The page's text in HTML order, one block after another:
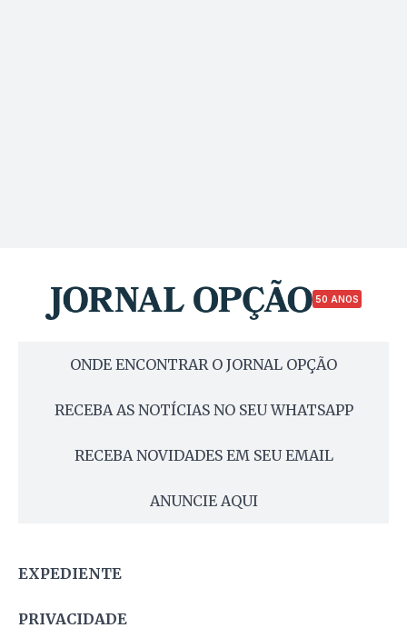
50 ANOS
ONDE ENCONTRAR O JORNAL OPÇÃO
RECEBA AS NOTÍCIAS NO SEU WHATSAPP
RECEBA NOVIDADES EM SEU EMAIL
ANUNCIE AQUI
EXPEDIENTE
PRIVACIDADE